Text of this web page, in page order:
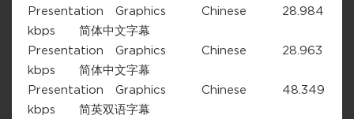
Presentation Graphics Chinese 28.984
kbps 简体中文字幕
Presentation Graphics Chinese 28.963
kbps 简体中文字幕
Presentation Graphics Chinese 48.349
kbps 简英双语字幕